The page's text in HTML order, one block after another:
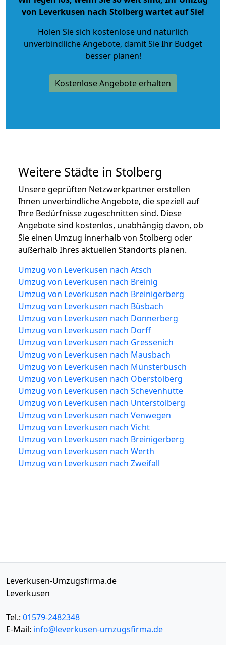
von Leverkusen nach Stolberg wartet auf Sie!
Holen Sie sich kostenlose und natürlich
unverbindliche Angebote, damit Sie Ihr Budget
besser planen!
Kostenlose Angebote erhalten
Weitere Städte in Stolberg
Unsere geprüften Netzwerkpartner erstellen
Ihnen unverbindliche Angebote, die speziell auf
Ihre Bedürfnisse zugeschnitten sind. Diese
Angebote sind kostenlos, unabhängig davon, ob
Sie einen Umzug innerhalb von Stolberg oder
außerhalb Ihres aktuellen Standorts planen.
Umzug von Leverkusen nach Atsch
Umzug von Leverkusen nach Breinig
Umzug von Leverkusen nach Breinigerberg
Umzug von Leverkusen nach Büsbach
Umzug von Leverkusen nach Donnerberg
Umzug von Leverkusen nach Dorff
Umzug von Leverkusen nach Gressenich
Umzug von Leverkusen nach Mausbach
Umzug von Leverkusen nach Münsterbusch
Umzug von Leverkusen nach Oberstolberg
Umzug von Leverkusen nach Schevenhütte
Umzug von Leverkusen nach Unterstolberg
Umzug von Leverkusen nach Venwegen
Umzug von Leverkusen nach Vicht
Umzug von Leverkusen nach Breinigerberg
Umzug von Leverkusen nach Werth
Umzug von Leverkusen nach Zweifall
Leverkusen-Umzugsfirma.de
Leverkusen
Tel.: 01579-2482348
E-Mail: info@leverkusen-umzugsfirma.de